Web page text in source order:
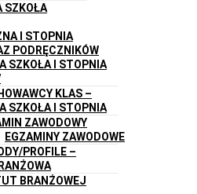
SZKOŁA
I STOPNIA
PODRĘCZNIKÓW
SZKOŁA I STOPNIA
KLAS –
SZKOŁA I STOPNIA
ZAWODOWY
EGZAMINY ZAWODOWE
PROFILE –
BRANŻOWEJ